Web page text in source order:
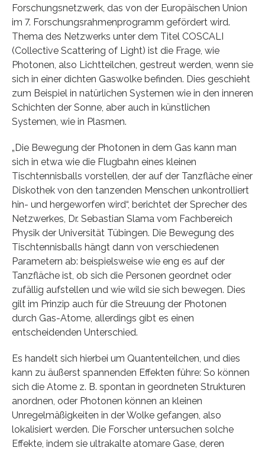
Forschungsnetzwerk, das von der Europäischen Union
im 7. Forschungsrahmenprogramm gefördert wird.
Thema des Netzwerks unter dem Titel COSCALI
(Collective Scattering of Light) ist die Frage, wie
Photonen, also Lichtteilchen, gestreut werden, wenn sie
sich in einer dichten Gaswolke befinden. Dies geschieht
zum Beispiel in natürlichen Systemen wie in den inneren
Schichten der Sonne, aber auch in künstlichen
Systemen, wie in Plasmen.
„Die Bewegung der Photonen in dem Gas kann man
sich in etwa wie die Flugbahn eines kleinen
Tischtennisballs vorstellen, der auf der Tanzfläche einer
Diskothek von den tanzenden Menschen unkontrolliert
hin- und hergeworfen wird“, berichtet der Sprecher des
Netzwerkes, Dr. Sebastian Slama vom Fachbereich
Physik der Universität Tübingen. Die Bewegung des
Tischtennisballs hängt dann von verschiedenen
Parametern ab: beispielsweise wie eng es auf der
Tanzfläche ist, ob sich die Personen geordnet oder
zufällig aufstellen und wie wild sie sich bewegen. Dies
gilt im Prinzip auch für die Streuung der Photonen
durch Gas-Atome, allerdings gibt es einen
entscheidenden Unterschied.
Es handelt sich hierbei um Quantenteilchen, und dies
kann zu äußerst spannenden Effekten führe: So können
sich die Atome z. B. spontan in geordneten Strukturen
anordnen, oder Photonen können an kleinen
Unregelmäßigkeiten in der Wolke gefangen, also
lokalisiert werden. Die Forscher untersuchen solche
Effekte, indem sie ultrakalte atomare Gase, deren